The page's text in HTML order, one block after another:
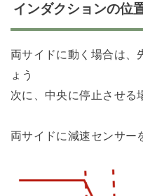
インダクションの位
両サイドに動く場合は、
ょう
次に、中央に停止させる
両サイドに減速センサー